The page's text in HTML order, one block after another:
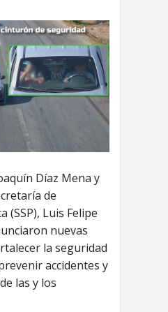
Díaz Mena y
de
(SSP), Luis Felipe
nuevas
la seguridad
accidentes y
las y los